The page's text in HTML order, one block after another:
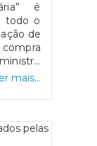
é
todo o
de
mais...